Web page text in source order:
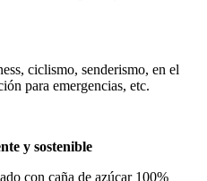
ciclismo, senderismo, en el
para emergencias, etc.
y sostenible
con caña de azúcar 100%